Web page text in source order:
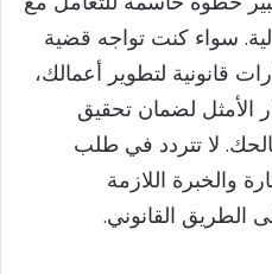
سواء كنت تواجه قضية
قانونية لتطوير أعمالك،
الأمثل لضمان تحقيق
لا تتردد في طلب
والخبرة اللازمة
القانوني.